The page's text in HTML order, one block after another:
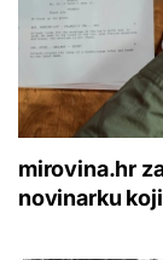
mirovina.hr
novinarku